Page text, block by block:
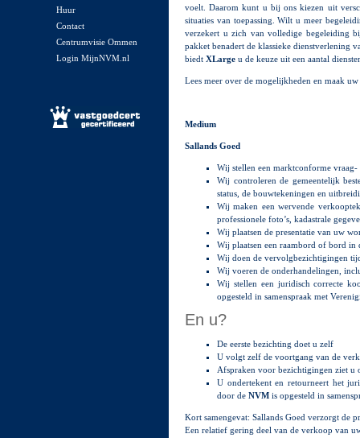
Huur
Contact
Centrumvisie Ommen
Login MijnNVM.nl
voelt. Daarom kunt u bij ons kiezen uit
situaties van toepassing. Wilt u meer
verzekert u zich van volledige begeleiding
pakket benadert de klassieke dienstverlening
biedt XLarge u de keuze uit een aantal
Lees meer over de mogelijkheden en maak
Medium
Sallands Goed
Wij stellen een marktconforme
Wij controleren de gemeentelijk
status, de bouwtekeningen en
Wij maken een wervende
professionele foto’s, kadastrale
Wij plaatsen de presentatie van uw
Wij plaatsen een raambord of bord in
Wij doen de vervolgbezichtigingen
Wij voeren de onderhandelingen,
Wij stellen een juridisch correcte
opgesteld in samenspraak met
En u?
De eerste bezichting doet u zelf
U volgt zelf de voortgang van de
Afspraken voor bezichtigingen ziet u
U ondertekent en retourneert het
door de NVM is opgesteld in
Kort samengevat: Sallands Goed verzorgt de
Een relatief gering deel van de verkoop van